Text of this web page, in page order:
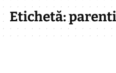
Etichetă: